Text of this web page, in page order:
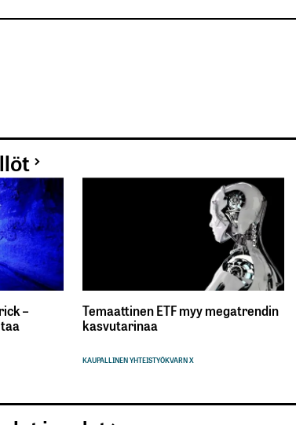
– Temaattinen ETF myy megatrendin
kasvutarinaa
KAUPALLINEN YHTEISTYÖKVARN X